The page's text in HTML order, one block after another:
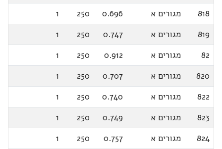
818
מגורים א 0.696
250
1
819
מגורים א 0.747
250
1
82
מגורים א 0.912
250
1
820
מגורים א 0.707
250
1
822
מגורים א 0.740
250
1
823
מגורים א 0.749
250
1
824
מגורים א 0.757
250
1